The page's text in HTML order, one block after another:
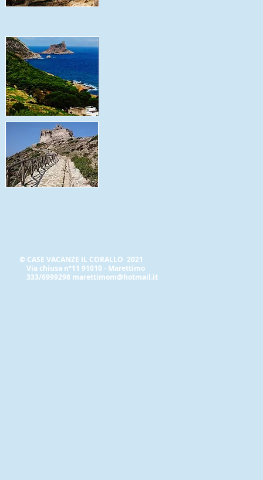
© CASE VACANZE IL CORALLO 2021
Via chiusa n°11 91010 - Marettimo
333/6999298 marettimom@hotmail.it